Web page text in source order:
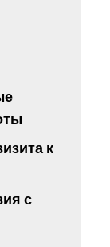
к
с